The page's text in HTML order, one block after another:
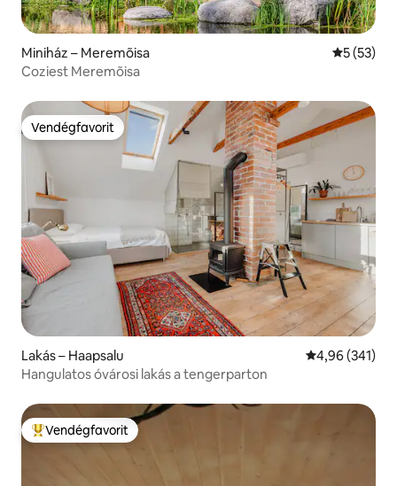
Miniház – Meremõisa Átlagos
5 (53)
Coziest Meremõisa
Vendégfavorit
Vendégfavorit
Lakás – Haapsalu Átlagos
4,96 (341)
Hangulatos óvárosi lakás a tengerparton
Kiemelt vendégfavorit
Vendégfavorit